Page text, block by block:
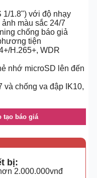
1/1.8") với độ nhạy
màu sắc 24/7
chống báo giả
tiện
H.265+, WDR
nhớ microSD lên đến
và chống va đập IK10,
tạo báo giá
bị:
2.000.000vnđ